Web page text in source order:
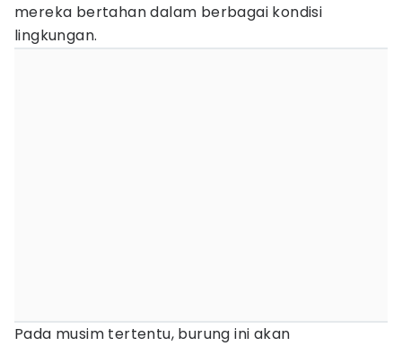
mereka bertahan dalam berbagai kondisi
lingkungan.
Pada musim tertentu, burung ini akan